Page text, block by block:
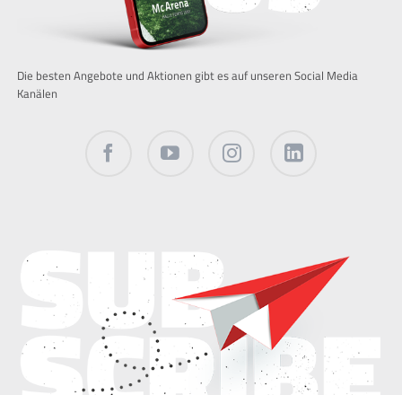
Die besten Angebote und Aktionen gibt es auf unseren Social Media
Kanälen